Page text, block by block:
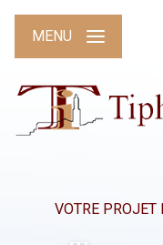
MENU
VOTRE PROJET